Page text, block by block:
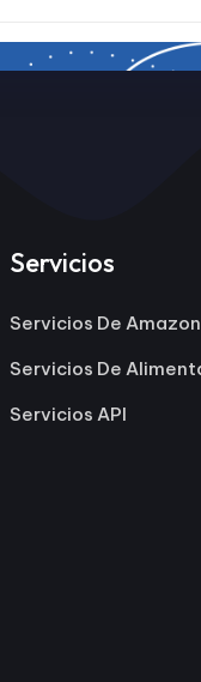
Servicios
Servicios De Amazon
Servicios De
Servicios API